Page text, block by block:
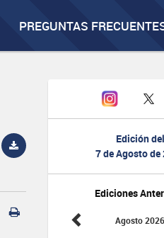
PREGUNTAS
Edición del
7 de Agosto de
Ediciones
Agosto 2026